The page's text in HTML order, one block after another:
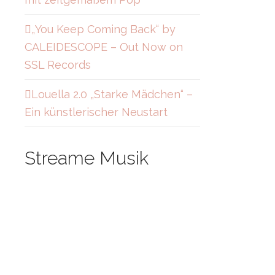
„You Keep Coming Back“ by
CALEIDESCOPE – Out Now on
SSL Records
Louella 2.0 „Starke Mädchen“ –
Ein künstlerischer Neustart
Streame Musik